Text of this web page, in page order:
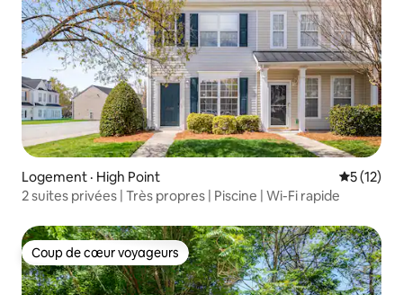
Logement · High Point Note
5 (12)
2 suites privées | Très propres | Piscine | Wi-Fi rapide
Coup de cœur voyageurs
Coup de cœur voyageurs